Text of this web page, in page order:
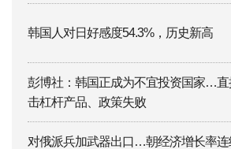
韩国人对日好感度54.3%，历史新高
彭博社：韩国正成为不宜投资国家…直
击杠杆产品、政策失败
对俄派兵加武器出口…朝经济增长率连